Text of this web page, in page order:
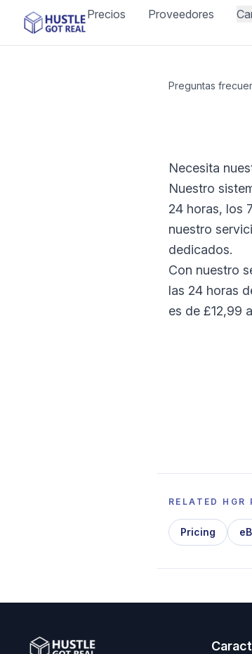
Precios Proveedores
Preguntas
Necesita
Nuestro
24 horas, los
nuestro
dedicados.
Con nuestro
las 24 horas
es de £12,99
RELATED HGR
Pricing